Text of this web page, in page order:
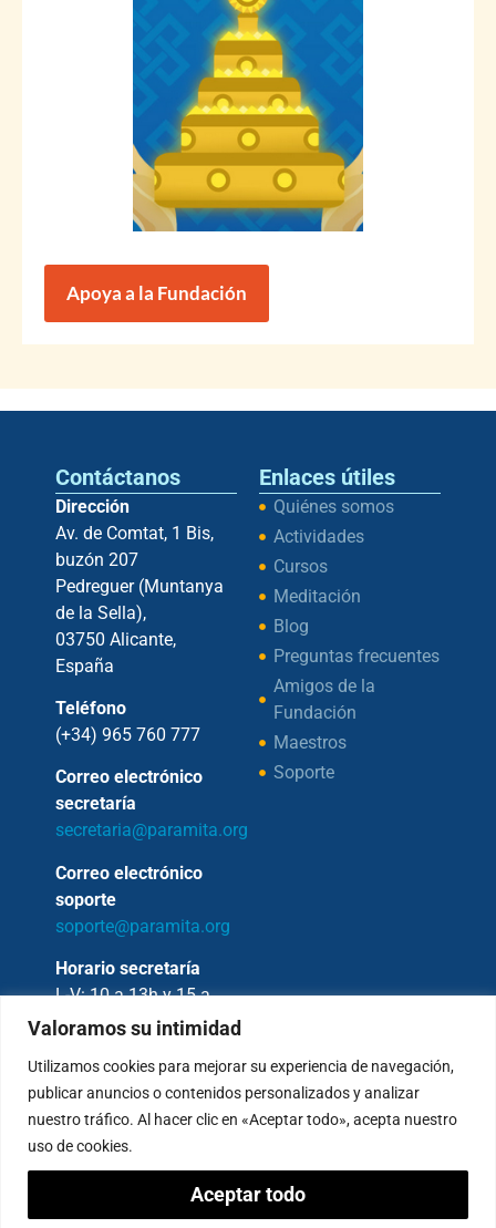
Valoramos su intimidad
Utilizamos cookies para mejorar su experiencia de navegación,
publicar anuncios o contenidos personalizados y analizar
nuestro tráfico. Al hacer clic en «Aceptar todo», acepta nuestro
uso de cookies.
Aceptar todo
Apoya a la Fundación
Contáctanos
Dirección
Av. de Comtat, 1 Bis,
buzón 207
Pedreguer (Muntanya
de la Sella),
03750 Alicante,
España
Teléfono
(+34) 965 760 777
Correo electrónico
secretaría
secretaria@paramita.org
Correo electrónico
soporte
soporte@paramita.org
Horario secretaría
L-V: 10 a 13h y 15 a
17h
Enlaces útiles
Quiénes somos
Actividades
Cursos
Meditación
Blog
Preguntas frecuentes
Amigos de la
Fundación
Maestros
Soporte
Copyright © 2026 – Fundación Sakya –
Reservados todos los derechos.
— AVISO LEGAL —